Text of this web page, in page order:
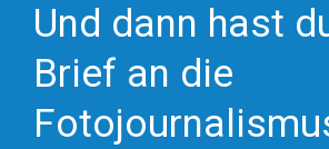
Und dann hast
Brief an die